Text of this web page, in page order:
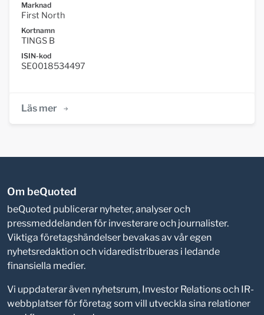
Marknad
First North
Kortnamn
TINGS B
ISIN-kod
SE0018534497
Läs mer
Om beQuoted
beQuoted publicerar nyheter, analyser och
pressmeddelanden för investerare och journalister.
Viktiga företagshändelser bevakas av vår egen
nyhetsredaktion och vidaredistribueras i ledande
finansiella medier.
Vi uppdaterar även nyhetsrum, Investor Relations och IR-
webbplatser för företag som vill utveckla sina relationer